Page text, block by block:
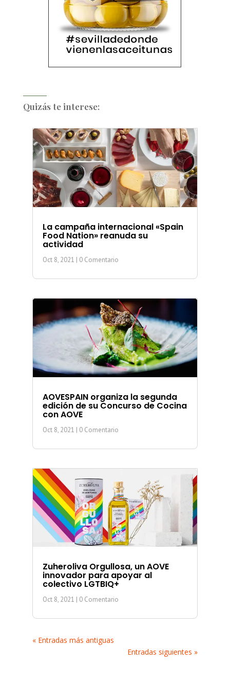
Quizás te interese:
La campaña internacional «Spain
Food Nation» reanuda su
actividad
Oct 8, 2021 | 0 Comentario
AOVESPAIN organiza la segunda
edición de su Concurso de Cocina
con AOVE
Oct 8, 2021 | 0 Comentario
Zuheroliva Orgullosa, un AOVE
innovador para apoyar al
colectivo LGTBIQ+
Oct 8, 2021 | 0 Comentario
« Entradas más antiguas
Entradas siguientes »